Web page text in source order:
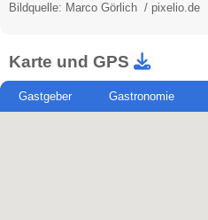
Bildquelle: Marco Görlich / pixelio.de
Karte und GPS
Gastgeber Gastronomie